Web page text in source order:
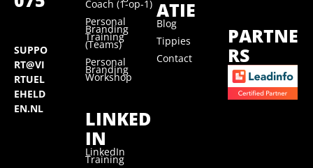
SUPPO
RT@VI
RTUEL
EHELD
EN.NL
Coach (1-op-1)
Personal
Branding
Training
(Teams)
Personal
Branding
Workshop
LINKED
IN
LinkedIn
Training
ATIE
Blog
Tippies
Contact
PARTNE
RS